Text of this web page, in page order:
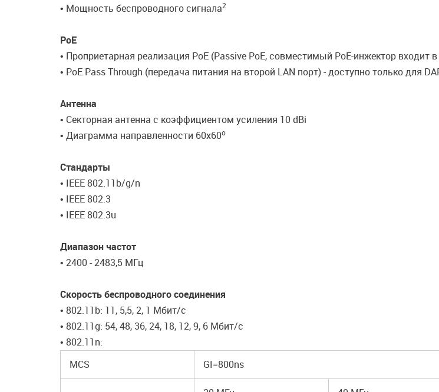
• Мощность беспроводного сигнала2
PoE
• Проприетарная реализация PoE (Passive PoE, совместимый PoE-инжектор входит
• PoE Pass Through (передача питания на второй LAN порт) - доступно только для
Антенна
• Секторная антенна с коэффициентом усиления 10 dBi
• Диаграмма направленности 60x60o
Стандарты
• IEEE 802.11b/g/n
• IEEE 802.3
• IEEE 802.3u
Диапазон частот
• 2400 - 2483,5 МГц
Скорость беспроводного соединения
• 802.11b: 11, 5,5, 2, 1 Мбит/с
• 802.11g: 54, 48, 36, 24, 18, 12, 9, 6 Мбит/с
• 802.11n:
MCS
GI=800ns